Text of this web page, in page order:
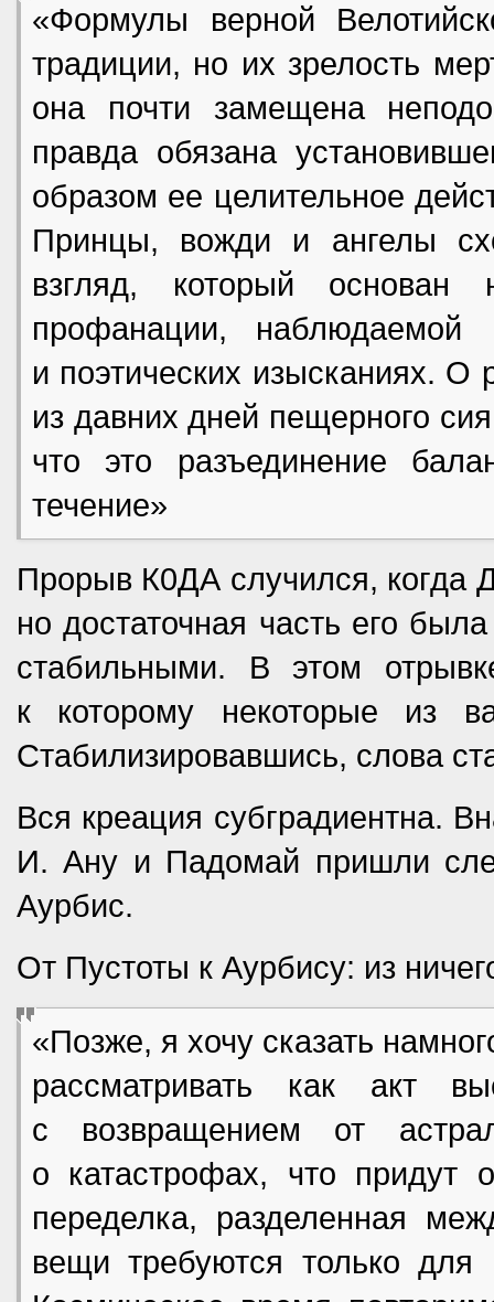
«Формулы верной
традиции, но их зрелость
она почти замещена
правда обязана
образом ее целительное
Принцы, вожди и ангелы
взгляд, который
профанации,
и поэтических изысканиях.
из давних дней пещерного
что это разъединение
течение»
Прорыв К0ДА случился, когда
но достаточная часть его
стабильными. В этом
к которому некоторые из
Стабилизировавшись, слова
Вся креация субградиентна.
И. Ану и Падомай пришли
Аурбис.
От Пустоты к Аурбису: из
«Позже, я хочу сказать
рассматривать как акт
с возвращением от
о катастрофах, что придут
переделка, разделенная
вещи требуются только для